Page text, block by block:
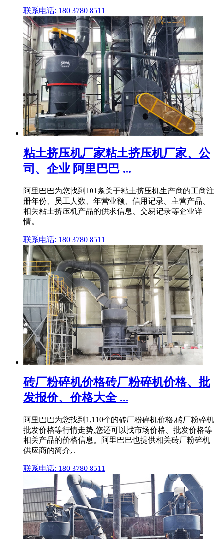
联系电话: 180 3780 8511
粘土挤压机厂家粘土挤压机厂家、公
司、企业 阿里巴巴 ...
阿里巴巴为您找到101条关于粘土挤压机生产商的工商注
册年份、员工人数、年营业额、信用记录、主营产品、
相关粘土挤压机产品的供求信息、交易记录等企业详
情。
联系电话: 180 3780 8511
砖厂粉碎机价格砖厂粉碎机价格、批
发报价、价格大全 ...
阿里巴巴为您找到1,110个的砖厂粉碎机价格,砖厂粉碎机
批发价格等行情走势,您还可以找市场价格、批发价格等
相关产品的价格信息。阿里巴巴也提供相关砖厂粉碎机
供应商的简介, .
联系电话: 180 3780 8511